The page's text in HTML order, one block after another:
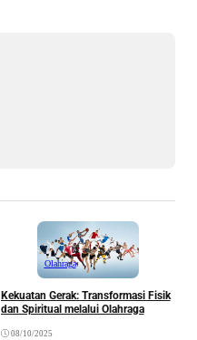
Olahraga
Kekuatan Gerak: Transformasi Fisik
dan Spiritual melalui Olahraga
08/10/2025